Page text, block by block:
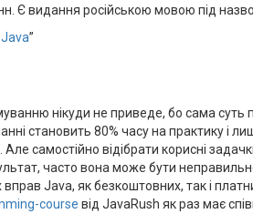
Є видання російською мовою під
”
нікуди не приведе, бо сама
становить 80% часу на практику і
самостійно відібрати корисні
часто вона може бути
Java, як безкоштовних, так і
course від JavaRush як раз має